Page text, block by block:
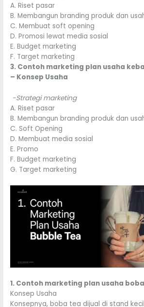
A. Riset pasar
B. Membangun branding produk dan
C. Membuat soft opening
D. Promosi lewat media sosial
E. Budget marketing
F. Target marketing
3. Contoh marketing plan usaha
– Konsep Usaha
-Strategi marketing
A. Riset pasar
B. Membangun branding produk dan
C. Soft Opening
D. Membuat media sosial
E. Promo
F. Budget marketing
G. Target marketing
1. Contoh marketing plan usaha
Konsep Usaha
Konsepnya, boba tea dijual di stand